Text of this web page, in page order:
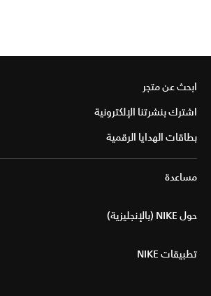
ابحث عن متجر
اشترك بنشرتنا الإلكترونية
بطاقات الهدايا الرقمية
مساعدة
حول NIKE (بالإنجليزية)
تطبيقات NIKE